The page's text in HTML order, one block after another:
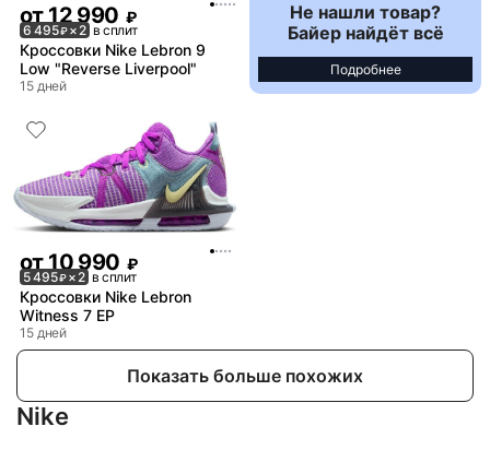
от12 990 ₽
6 495₽× 2 в сплит
Кроссовки Nike Lebron 9
Low "Reverse Liverpool"
15 дней
Не нашли товар?
Байер найдёт всё
Подробнее
от10 990 ₽
5 495₽× 2 в сплит
Кроссовки Nike Lebron
Witness 7 EP
15 дней
Показать больше похожих
Nike